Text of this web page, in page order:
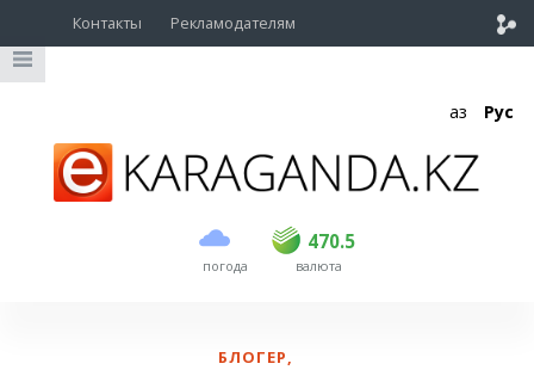
Контакты Рекламодателям
Қаз Рус
погода
470.5
USD 469 470.5
EUR валюта
БЛОГЕР,